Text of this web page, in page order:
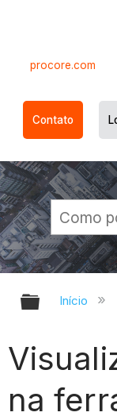
procore.com
Contato
Início
na